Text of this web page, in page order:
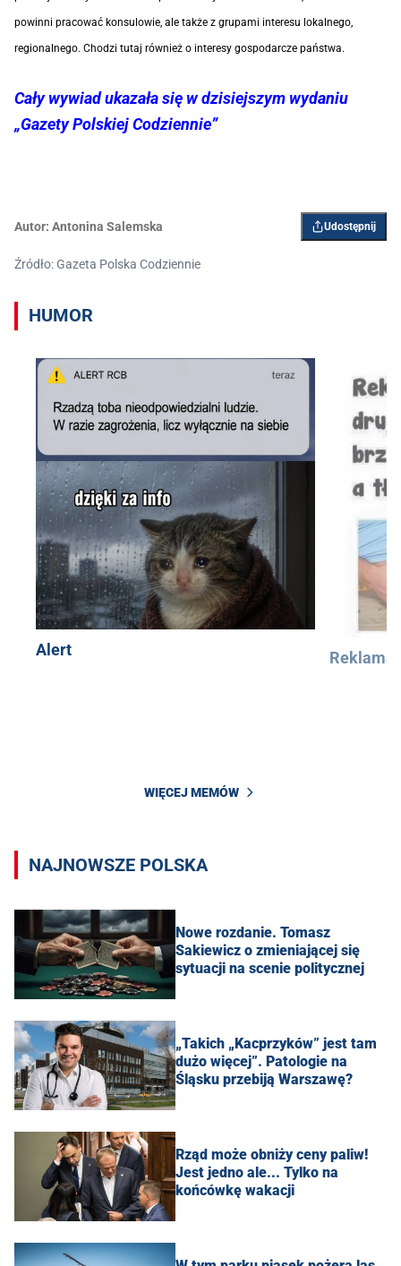
powinni pracować konsulowie, ale także z grupami interesu lokalnego,
regionalnego. Chodzi tutaj również o interesy gospodarcze państwa.
Cały wywiad ukazała się w dzisiejszym wydaniu
„Gazety Polskiej Codziennie”
Autor: Antonina Salemska Udostępnij
Źródło: Gazeta Polska Codziennie
HUMOR
Alert Reklama
WIĘCEJ MEMÓW
NAJNOWSZE POLSKA
Nowe rozdanie. Tomasz
Sakiewicz o zmieniającej się
sytuacji na scenie politycznej
„Takich „Kacprzyków” jest tam
dużo więcej”. Patologie na
Śląsku przebiją Warszawę?
Rząd może obniży ceny paliw!
Jest jedno ale... Tylko na
końcówkę wakacji